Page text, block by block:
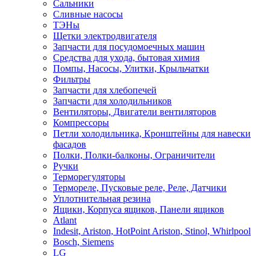
Сальники
Сливные насосы
ТЭНы
Щетки электродвигателя
Запчасти для посудомоечных машин
Средства для ухода, бытовая химия
Помпы, Насосы, Улитки, Крыльчатки
Фильтры
Запчасти для хлебопечей
Запчасти для холодильников
Вентиляторы, Двигатели вентиляторов
Компрессоры
Петли холодильника, Кронштейны для навески
фасадов
Полки, Полки-балконы, Ограничители
Ручки
Терморегуляторы
Термореле, Пусковые реле, Реле, Датчики
Уплотнительная резина
Ящики, Корпуса ящиков, Панели ящиков
Atlant
Indesit, Ariston, HotPoint Ariston, Stinol, Whirlpool
Bosch, Siemens
LG